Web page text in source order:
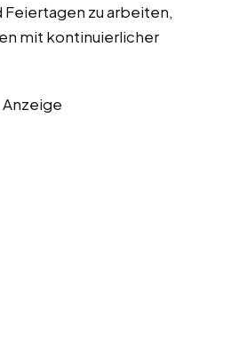
Feiertagen zu arbeiten,
mit kontinuierlicher
Anzeige